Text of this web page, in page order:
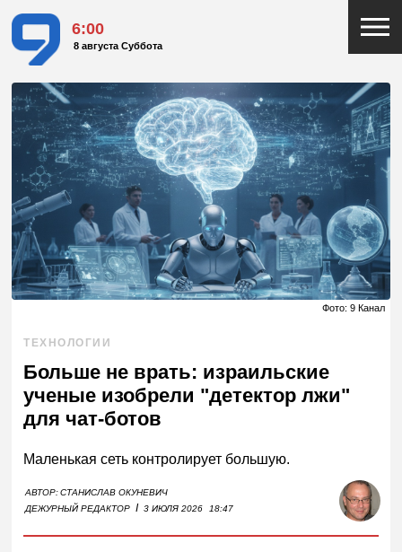
6:00
8 августа Суббота
Фото: 9 Канал
ТЕХНОЛОГИИ
Больше не врать: израильские
ученые изобрели "детектор лжи"
для чат-ботов
Маленькая сеть контролирует большую.
АВТОР:СТАНИСЛАВ ОКУНЕВИЧ
ДЕЖУРНЫЙ РЕДАКТОР I 3 ИЮЛЯ 2026 18:47